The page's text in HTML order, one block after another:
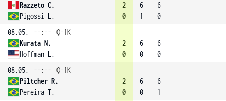
Razzeto C.
Pigossi L.
2
0
6
1
6
0
08.05.
--:--
Q-1K
Kurata N.
Hoffman L.
2
0
6
0
6
0
08.05.
--:--
Q-1K
Piltcher R.
Pereira T.
2
0
6
0
6
1